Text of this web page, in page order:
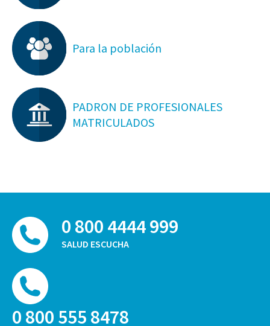
Para la población
PADRON DE PROFESIONALES
MATRICULADOS
0 800 4444 999
SALUD ESCUCHA
0 800 555 8478